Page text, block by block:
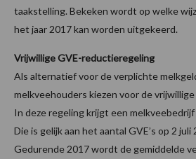
taakstelling. Bekeken wordt op welke
het jaar 2017 kan worden uitgekeerd.
Vrijwillige GVE-reductieregeling
Als alternatief voor de verplichte
melkveehouders kiezen voor de
In deze regeling krijgt een
Die is gelijk aan het aantal GVE’s op 2 juli
Gedurende 2017 wordt de gemiddelde